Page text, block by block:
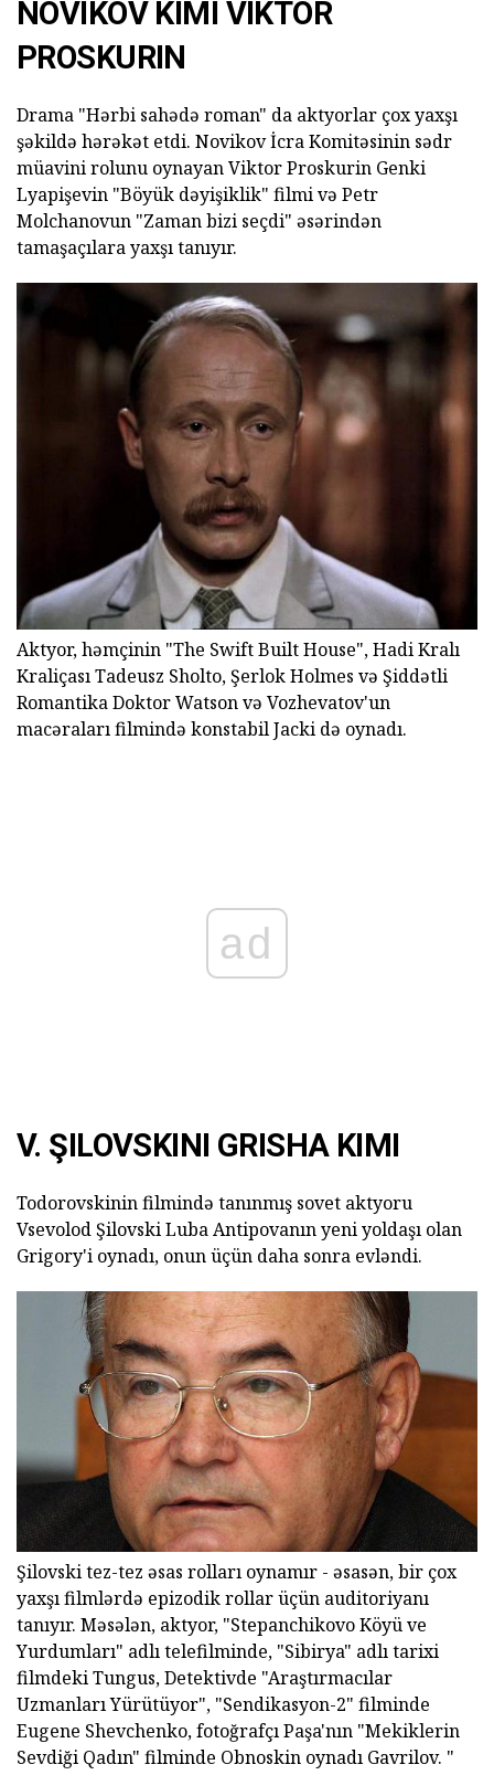
NOVIKOV KIMI VIKTOR
PROSKURIN
Drama "Hərbi sahədə roman" da aktyorlar çox yaxşı
şəkildə hərəkət etdi. Novikov İcra Komitəsinin sədr
müavini rolunu oynayan Viktor Proskurin Genki
Lyapişevin "Böyük dəyişiklik" filmi və Petr
Molchanovun "Zaman bizi seçdi" əsərindən
tamaşaçılara yaxşı tanıyır.
Aktyor, həmçinin "The Swift Built House", Hadi Kralı
Kraliçası Tadeusz Sholto, Şerlok Holmes və Şiddətli
Romantika Doktor Watson və Vozhevatov'un
macəraları filmində konstabil Jacki də oynadı.
ad
V. ŞILOVSKINI GRISHA KIMI
Todorovskinin filmində tanınmış sovet aktyoru
Vsevolod Şilovski Luba Antipovanın yeni yoldaşı olan
Grigory'i oynadı, onun üçün daha sonra evləndi.
Şilovski tez-tez əsas rolları oynamır - əsasən, bir çox
yaxşı filmlərdə epizodik rollar üçün auditoriyanı
tanıyır. Məsələn, aktyor, "Stepanchikovo Köyü ve
Yurdumları" adlı telefilminde, "Sibirya" adlı tarixi
filmdeki Tungus, Detektivde "Araştırmacılar
Uzmanları Yürütüyor", "Sendikasyon-2" filminde
Eugene Shevchenko, fotoğrafçı Paşa'nın "Mekiklerin
Sevdiği Qadın" filminde Obnoskin oynadı Gavrilov. "